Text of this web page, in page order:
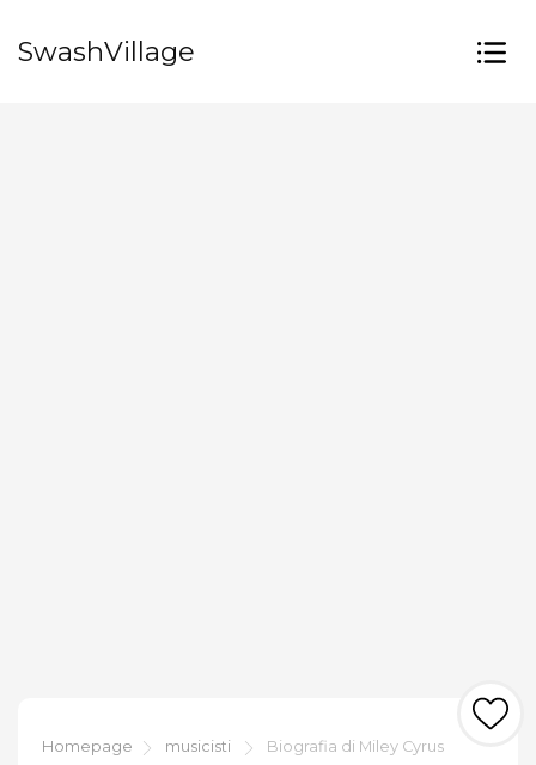
SwashVillage
Homepage musicisti Biografia di Miley Cyrus